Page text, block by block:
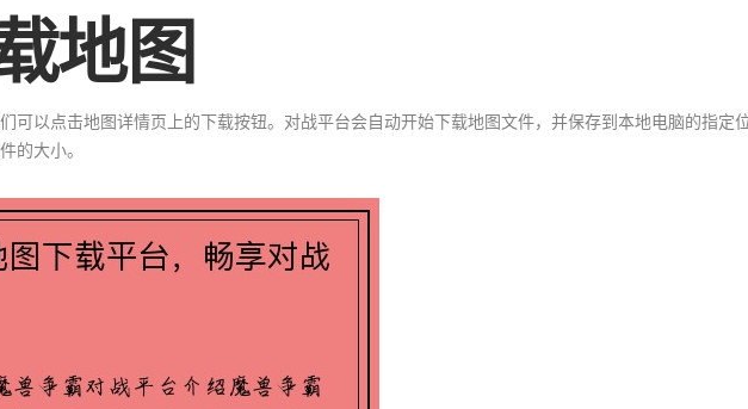
地图
可以点击地图详情页上的下载按钮。对战平台会自动开始下载地图文件，并保存到本地电脑的指定
的大小。